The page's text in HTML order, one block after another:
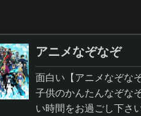
アニメなぞなぞ
面白い【アニメなぞな
子供のかんたんなぞな
い時間をお過ごし下さい